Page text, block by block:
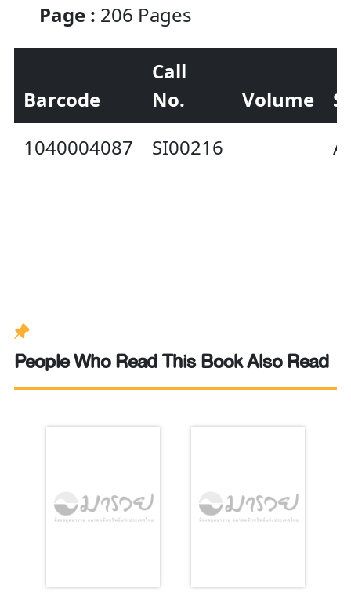
Page : 206 Pages
Barcode
Call
No.
Volume
1040004087
SI00216
People Who Read This Book Also Read